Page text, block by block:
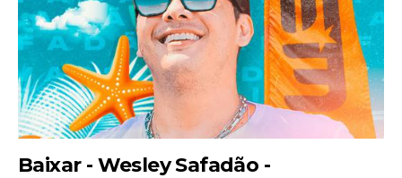
Baixar - Wesley Safadão -